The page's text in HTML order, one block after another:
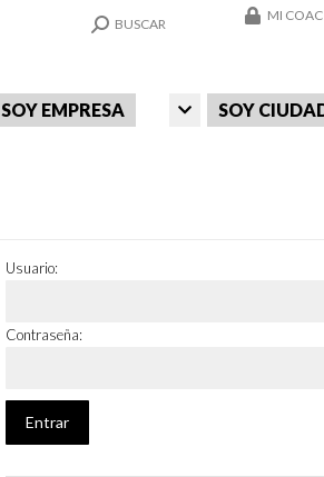
SEARCH:
BUSCAR
MI COAC
SOY EMPRESA SOY
Usuario:
Contraseña: